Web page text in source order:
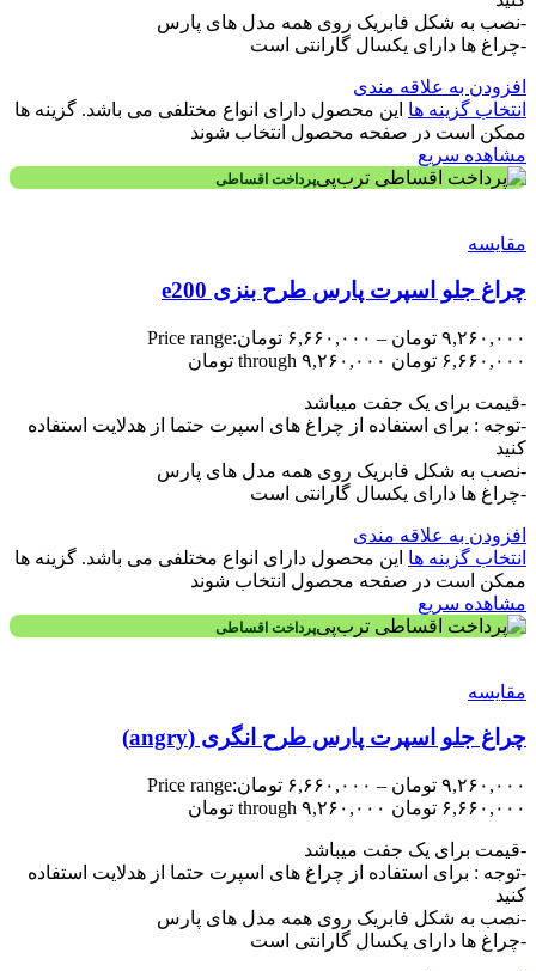
-نصب به شکل فابریک روی همه مدل های پارس
-چراغ ها دارای یکسال گارانتی است
افزودن به علاقه مندی
انتخاب گزینه ها این محصول دارای انواع مختلفی می باشد. گزینه ها
ممکن است در صفحه محصول انتخاب شوند
مشاهده سریع
پرداخت اقساطی
مقایسه
چراغ جلو اسپرت پارس طرح بنزی e200
۹,۲۶۰,۰۰۰ تومان – ۶,۶۶۰,۰۰۰ تومانPrice range:
۶,۶۶۰,۰۰۰ تومان through ۹,۲۶۰,۰۰۰ تومان
-قیمت برای یک جفت میباشد
-توجه : برای استفاده از چراغ های اسپرت حتما از هدلایت استفاده
کنید
-نصب به شکل فابریک روی همه مدل های پارس
-چراغ ها دارای یکسال گارانتی است
افزودن به علاقه مندی
انتخاب گزینه ها این محصول دارای انواع مختلفی می باشد. گزینه ها
ممکن است در صفحه محصول انتخاب شوند
مشاهده سریع
پرداخت اقساطی
مقایسه
چراغ جلو اسپرت پارس طرح انگری (angry)
۹,۲۶۰,۰۰۰ تومان – ۶,۶۶۰,۰۰۰ تومانPrice range:
۶,۶۶۰,۰۰۰ تومان through ۹,۲۶۰,۰۰۰ تومان
-قیمت برای یک جفت میباشد
-توجه : برای استفاده از چراغ های اسپرت حتما از هدلایت استفاده
کنید
-نصب به شکل فابریک روی همه مدل های پارس
-چراغ ها دارای یکسال گارانتی است